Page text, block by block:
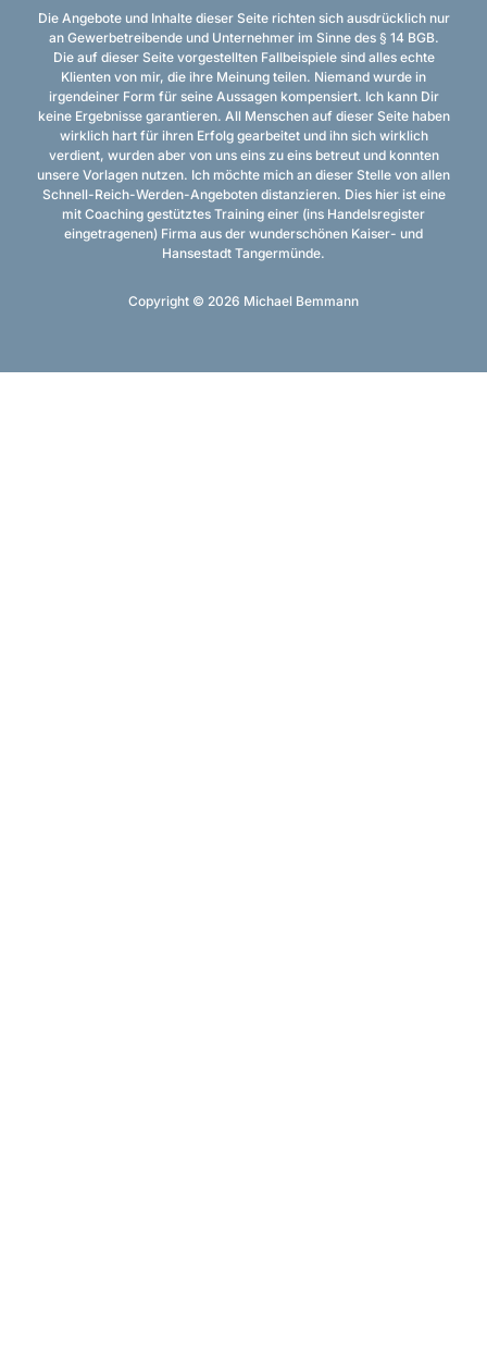
Die Angebote und Inhalte dieser Seite richten sich ausdrücklich nur
an Gewerbetreibende und Unternehmer im Sinne des § 14 BGB.
Die auf dieser Seite vorgestellten Fallbeispiele sind alles echte
Klienten von mir, die ihre Meinung teilen. Niemand wurde in
irgendeiner Form für seine Aussagen kompensiert. Ich kann Dir
keine Ergebnisse garantieren. All Menschen auf dieser Seite haben
wirklich hart für ihren Erfolg gearbeitet und ihn sich wirklich
verdient, wurden aber von uns eins zu eins betreut und konnten
unsere Vorlagen nutzen. Ich möchte mich an dieser Stelle von allen
Schnell-Reich-Werden-Angeboten distanzieren. Dies hier ist eine
mit Coaching gestütztes Training einer (ins Handelsregister
eingetragenen) Firma aus der wunderschönen Kaiser- und
Hansestadt Tangermünde.
Copyright © 2026 Michael Bemmann